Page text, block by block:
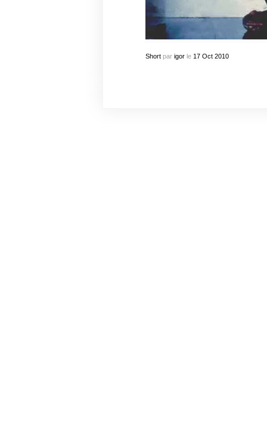
Shortpar igorle 17 Oct 2010